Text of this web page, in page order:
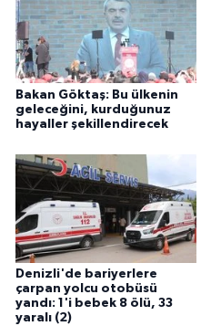
Bakan Göktaş: Bu ülkenin
geleceğini, kurduğunuz
hayaller şekillendirecek
Denizli'de bariyerlere
çarpan yolcu otobüsü
yandı: 1'i bebek 8 ölü, 33
yaralı (2)